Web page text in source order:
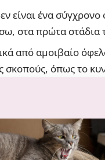
είναι ένα
στα πρώτα
από αμοιβαίο
σκοπούς, όπως το